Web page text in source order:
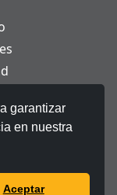
garantizar
en nuestra
Aceptar
Personales
reservados.